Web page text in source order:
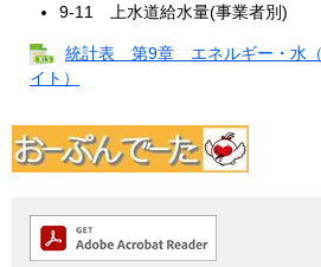
9-11 上水道給水量(事業者別)
統計表 第9章 エネルギー・水
イト）